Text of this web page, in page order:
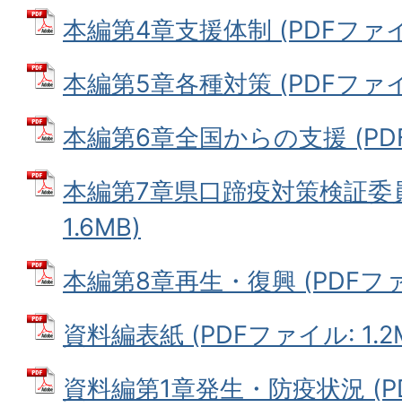
本編第4章支援体制 (PDFファ
本編第5章各種対策 (PDFファ
本編第6章全国からの支援
本編第7章県口蹄疫対策検証
1.6MB)
本編第8章再生・復興 (PDFフ
資料編表紙 (PDFファイル:
資料編第1章発生・防疫状況